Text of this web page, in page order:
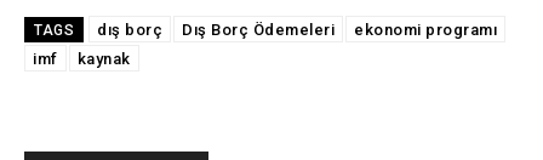
TAGS dış borç Dış Borç Ödemeleri
ekonomi programı
imf
kaynak